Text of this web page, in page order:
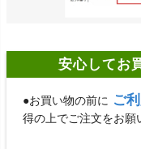
安心してお
●お買い物の前に ご
得の上でご注文をお願